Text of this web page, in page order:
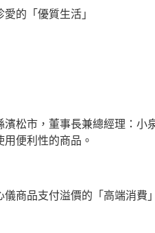
的「優質生活」
松市，董事長兼總經理：
便利性的商品。
商品支付溢價的「高端消費